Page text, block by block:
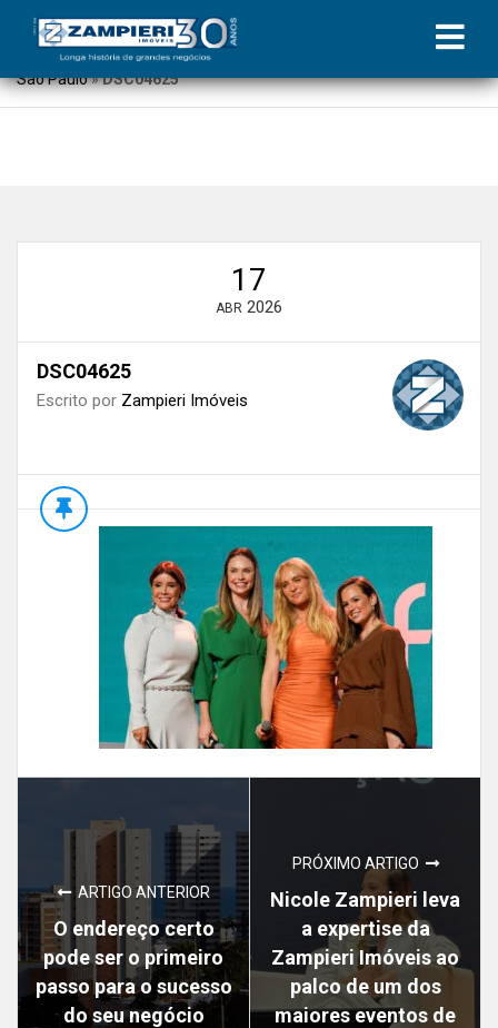
Início»Blog»Nicole Zampieri, Diretora de locações da Zampieri
Imóveis, participa de evento nacional do mercado imobiliário em
São Paulo»DSC04625
17
ABR 2026
DSC04625
Escrito por Zampieri Imóveis
ARTIGO ANTERIOR
O endereço certo
pode ser o primeiro
passo para o sucesso
do seu negócio
PRÓXIMO ARTIGO
Nicole Zampieri leva
a expertise da
Zampieri Imóveis ao
palco de um dos
maiores eventos de